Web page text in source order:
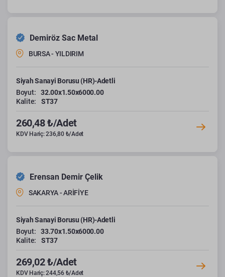
Demiröz Sac Metal
BURSA - YILDIRIM
Siyah Sanayi Borusu (HR)-Adetli
Boyut:
32.00x1.50x6000.00
Kalite:
ST37
260,48 ₺/Adet
KDV Hariç: 236,80 ₺/Adet
Erensan Demir Çelik
SAKARYA - ARİFİYE
Siyah Sanayi Borusu (HR)-Adetli
Boyut:
33.70x1.50x6000.00
Kalite:
ST37
269,02 ₺/Adet
KDV Hariç: 244,56 ₺/Adet